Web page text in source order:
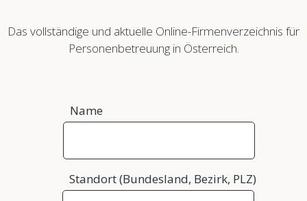
Das vollständige und aktuelle Online-Firmenverzeichnis für
Personenbetreuung in Österreich.
Name
Standort (Bundesland, Bezirk, PLZ)